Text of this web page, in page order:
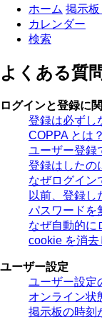
ホーム 掲示
カレンダー
検索
よくある質
ログインと登録に
登録は必ずし
COPPA とは？
ユーザー登録
登録はしたの
なぜログイン
以前、登録し
パスワードを
なぜ自動的に
cookie を消去
ユーザー設定
ユーザー設定
オンライン状
掲示板の時刻